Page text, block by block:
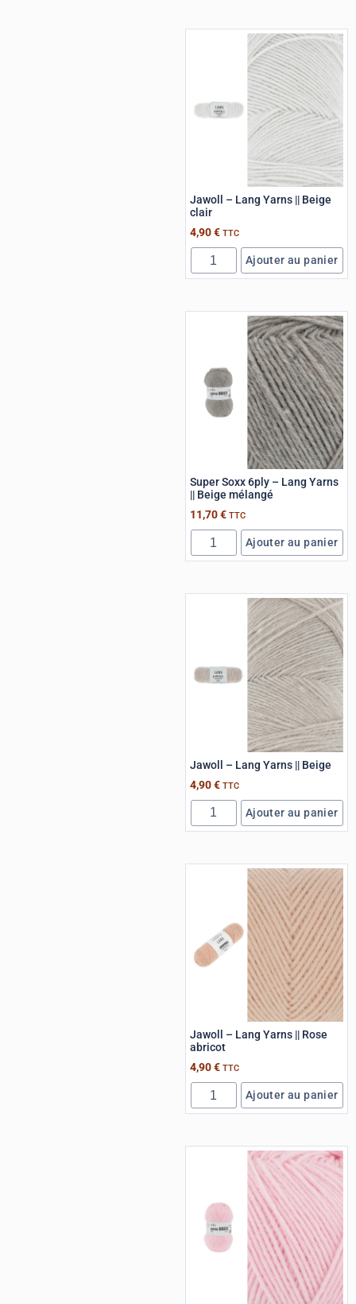
Jawoll – Lang Yarns || Beige
clair
4,90€ TTC
Ajouter au panier
Super Soxx 6ply – Lang Yarns
|| Beige mélangé
11,70€ TTC
Ajouter au panier
Jawoll – Lang Yarns || Beige
4,90€ TTC
Ajouter au panier
Jawoll – Lang Yarns || Rose
abricot
4,90€ TTC
Ajouter au panier